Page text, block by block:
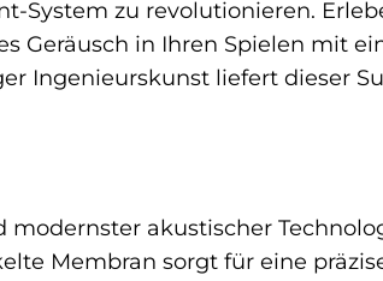
System zu revolutionieren.
Geräusch in Ihren Spielen mit
Ingenieurskunst liefert dieser
akustischer
Membran sorgt für eine